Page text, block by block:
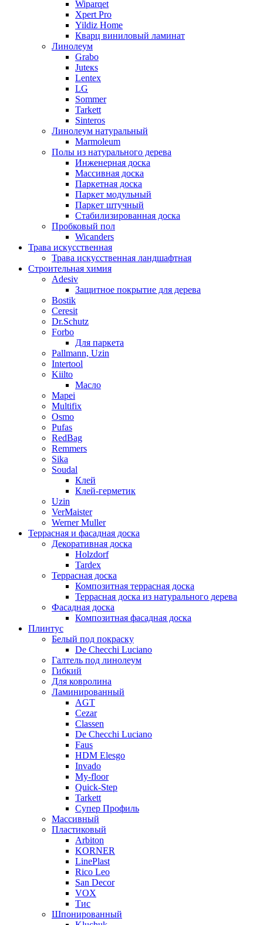
Wiparqet
Xpert Pro
Yildiz Home
Кварц виниловый ламинат
Линолеум
Grabo
Juteкs
Lentex
LG
Sommer
Tarkett
Sinteros
Линолеум натуральный
Marmoleum
Полы из натурального дерева
Инженерная доска
Массивная доска
Паркетная доска
Паркет модульный
Паркет штучный
Стабилизированная доска
Пробковый пол
Wicanders
Трава искусственная
Трава искусственная ландшафтная
Строительная химия
Adesiv
Защитное покрытие для дерева
Bostik
Ceresit
Dr.Schutz
Forbo
Для паркета
Pallmann, Uzin
Intertool
Kiilto
Масло
Mapei
Multifix
Osmo
Pufas
RedBag
Remmers
Sika
Soudal
Клей
Клей-герметик
Uzin
VerMaister
Werner Muller
Террасная и фасадная доска
Декоративная доска
Holzdorf
Tardex
Террасная доска
Композитная террасная доска
Террасная доска из натурального дерева
Фасадная доска
Композитная фасадная доска
Плинтус
Белый под покраску
De Checchi Luciano
Галтель под линолеум
Гибкий
Для ковролина
Ламинированный
AGT
Cezar
Classen
De Checchi Luciano
Faus
HDM Elesgo
Invado
My-floor
Quick-Step
Tarkett
Супер Профиль
Массивный
Пластиковый
Arbiton
KORNER
LinePlast
Rico Leo
San Decor
VOX
Тис
Шпонированный